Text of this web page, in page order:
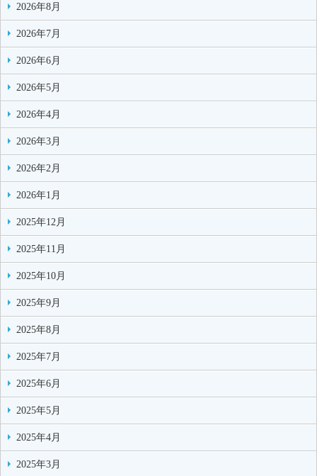
2026年8月
2026年7月
2026年6月
2026年5月
2026年4月
2026年3月
2026年2月
2026年1月
2025年12月
2025年11月
2025年10月
2025年9月
2025年8月
2025年7月
2025年6月
2025年5月
2025年4月
2025年3月